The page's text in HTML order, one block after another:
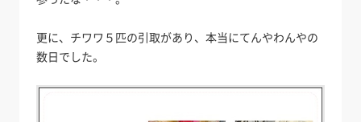
更に、チワワ５匹の引取があり、本当にてんやわんやの
数日でした。